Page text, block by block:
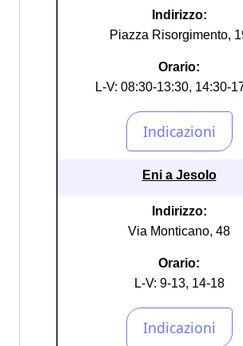
Indirizzo:
Piazza Risorgimento,
Orario:
L-V: 08:30-13:30, 14:30-
Eni a Jesolo
Indirizzo:
Via Monticano, 48
Orario:
L-V: 9-13, 14-18